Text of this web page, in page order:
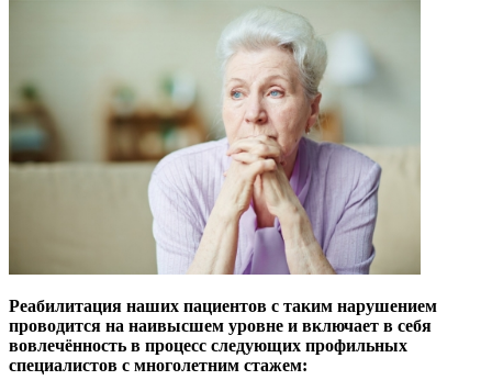
Реабилитация наших пациентов с таким нарушением
проводится на наивысшем уровне и включает в себя
вовлечённость в процесс следующих профильных
специалистов с многолетним стажем: